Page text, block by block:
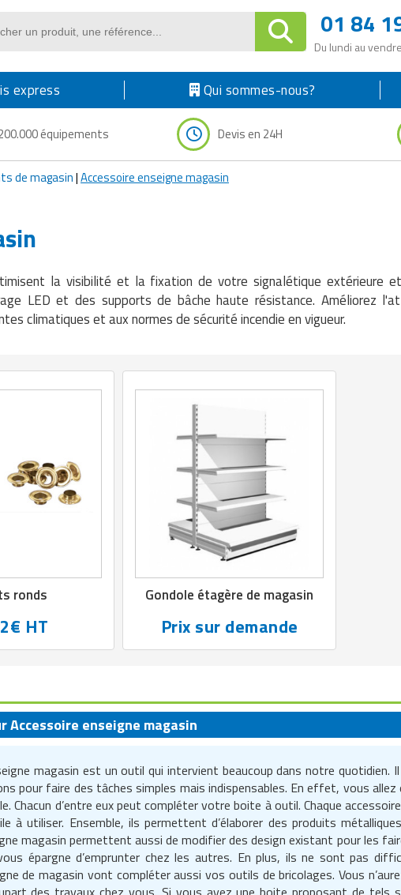
01 84
Du lundi au
express Qui sommes-nous?
équipements Devis en 24H
de magasin|Accessoire enseigne magasin
la visibilité et la fixation de votre signalétique extérieure
LED et des supports de bâche haute résistance. Améliorez
climatiques et aux normes de sécurité incendie en vigueur.
ronds
HT
Gondole étagère de magasin
Prix sur demande
Accessoire enseigne magasin
magasin est un outil qui intervient beaucoup dans notre
pour faire des tâches simples mais indispensables. En effet, vous
Chacun d’entre eux peut compléter votre boite à outil. Chaque
à utiliser. Ensemble, ils permettent d’élaborer des produits
magasin permettent aussi de modifier des design existant pour les
épargne d’emprunter chez les autres. En plus, ils ne sont pas
de magasin vont compléter aussi vos outils de bricolages. Vous